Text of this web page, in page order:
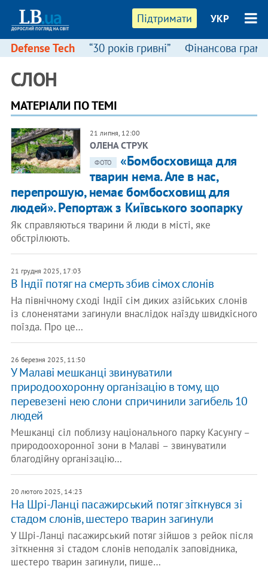
Підтримати УКР
Defense Tech “30 років гривні” Фінансова
СЛОН
МАТЕРІАЛИ ПО ТЕМІ
21 липня, 12:00
ОЛЕНА СТРУК
ФОТО
«Бомбосховища для
тварин нема. Але в нас,
перепрошую, немає бомбосховищ для
людей». Репортаж з Київського зоопарку
Як справляються тварини й люди в місті, яке
обстрілюють.
21 грудня 2025, 17:03
В Індії потяг на смерть збив сімох слонів
На північному сході Індії сім диких азійських слонів
із слоненятами загинули внаслідок наїзду швидкісного
поїзда. Про це…
26 березня 2025, 11:50
У Малаві мешканці звинуватили
природоохоронну організацію в тому, що
перевезені нею слони спричинили загибель 10
людей
Мешканці сіл поблизу національного парку Касунгу –
природоохоронної зони в Малаві – звинуватили
благодійну організацію…
20 лютого 2025, 14:23
На Шрі-Ланці пасажирський потяг зіткнувся зі
стадом слонів, шестеро тварин загинули
У Шрі-Ланці пасажирський потяг зійшов з рейок після
зіткнення зі стадом слонів неподалік заповідника,
шестеро тварин загинули, пише…